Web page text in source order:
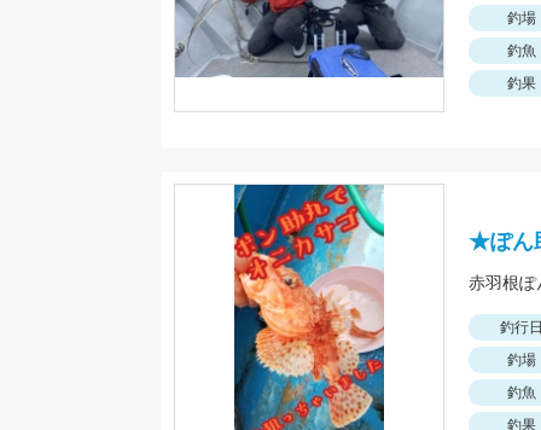
釣場
釣魚
釣果
★ぽん
釣行
釣場
釣魚
釣果